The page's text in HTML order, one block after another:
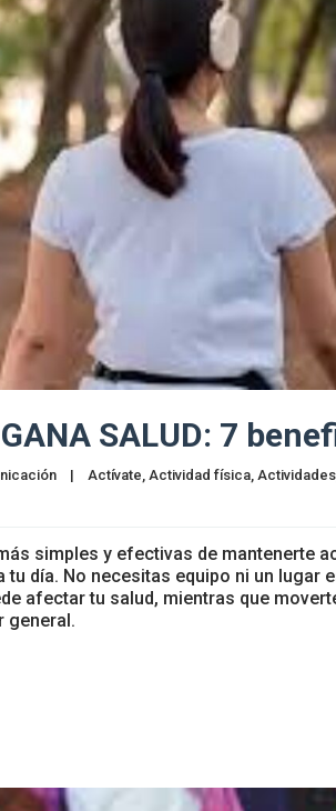
SALUD: 7
| Actívate, Actividad física, Actividades
simples y efectivas de mantenerte
día. No necesitas equipo ni un lugar
afectar tu salud, mientras que
general.